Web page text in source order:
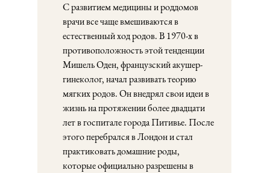
С развитием медицины и роддомов
врачи все чаще вмешиваются в
естественный ход родов. В 1970-х в
противоположность этой тенденции
Мишель Оден, французский акушер-
гинеколог, начал развивать теорию
мягких родов. Он внедрял свои идеи в
жизнь на протяжении более двадцати
лет в госпитале города Питивье. После
этого перебрался в Лондон и стал
практиковать домашние роды,
которые официально разрешены в